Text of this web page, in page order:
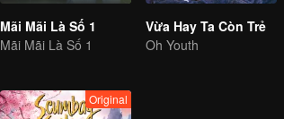
Mãi Mãi Là Số 1
Mãi Mãi Là Số 1
Vừa Hay Ta Còn Trẻ
Oh Youth
Original